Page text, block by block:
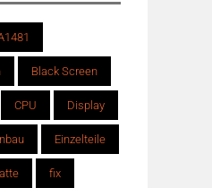
Black Screen
CPU Display
Einzelteile
fix